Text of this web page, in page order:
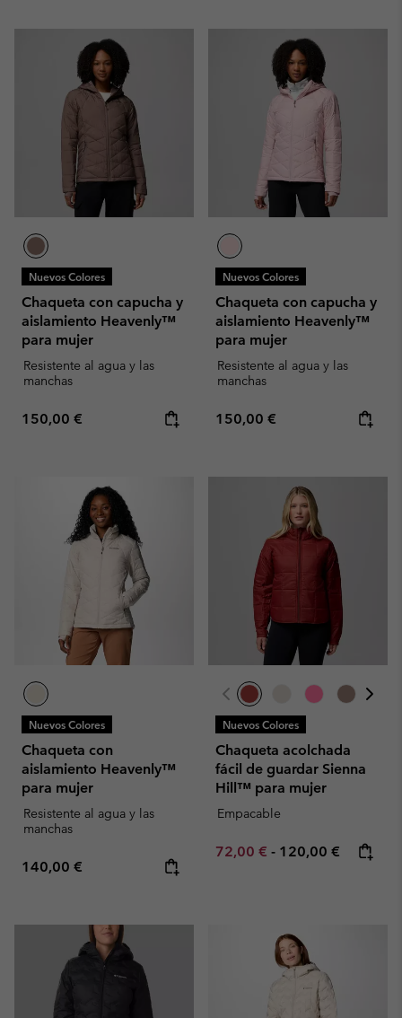
Nuevos Colores
Chaqueta con capucha y
aislamiento Heavenly™
para mujer
Resistente al agua y las
manchas
Regular price:
150,00 €
Nuevos Colores
Chaqueta con capucha y
aislamiento Heavenly™
para mujer
Resistente al agua y las
manchas
Regular price:
150,00 €
Nuevos Colores
Chaqueta con
aislamiento Heavenly™
para mujer
Resistente al agua y las
manchas
Regular price:
140,00 €
Nuevos Colores
Chaqueta acolchada
fácil de guardar Sienna
Hill™ para mujer
Empacable
Minimum sale price:
72,00 € - Maximum price:
120,00 €